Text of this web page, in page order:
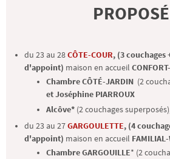
du 23 au 28CÔTE-COUR, (3 couchages
d'appoint) maison en accueil
Chambre CÔTÉ-JARDIN(2
et Joséphine PIARROUX
Alcôve*(2 couchages
du 23 au 27GARGOULETTE, (4
d'appoint) maison en accueil FAMILIAL-
Chambre GARGOUILLE* (2